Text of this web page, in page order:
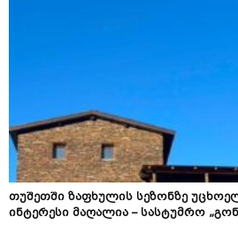
თუშეთში ზაფხულის სეზონზე
ინტერესი მაღალია – სასტუმრო